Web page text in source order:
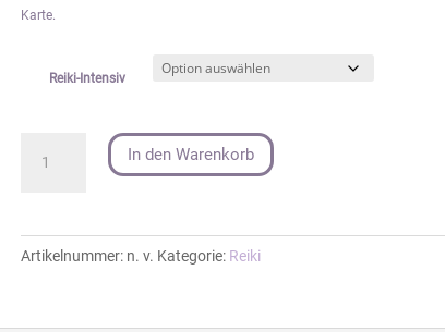
Karte.
Reiki-Intensiv
Intensiv
In den Warenkorb
Artikelnummer: n. v. Kategorie: Reiki